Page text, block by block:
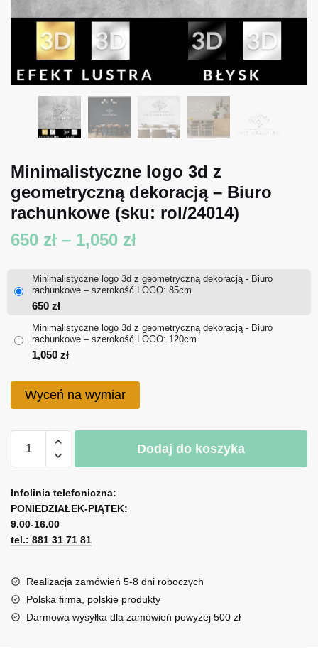
Minimalistyczne logo 3d z
geometryczną dekoracją – Biuro
rachunkowe (sku: rol/24014)
650 zł – 1,050 złZakres
od
650 zł
do
Minimalistyczne logo 3d z geometryczną dekoracją - Biuro
rachunkowe – szerokość LOGO: 85cm
650 zł
Minimalistyczne logo 3d z geometryczną dekoracją - Biuro
rachunkowe – szerokość LOGO: 120cm
1,050 zł
Wyceń na wymiar
Minimalistyczne
3d
z
geometryczną
dekoracją
rachunkowe
Dodaj do koszyka
l
t
e
r
a
t
i
Infolinia telefoniczna:
PONIEDZIAŁEK-PIĄTEK:
9.00-16.00
tel.: 881 31 71 81
Realizacja zamówień 5-8 dni roboczych
Polska firma, polskie produkty
Darmowa wysyłka dla zamówień powyżej 500 zł